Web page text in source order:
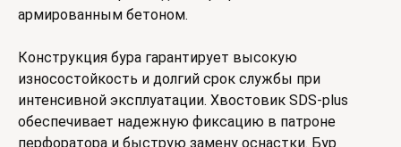
армированным бетоном.
Конструкция бура гарантирует высокую
износостойкость и долгий срок службы при
интенсивной эксплуатации. Хвостовик SDS-plus
обеспечивает надежную фиксацию в патроне
перфоратора и быструю замену оснастки. Бур